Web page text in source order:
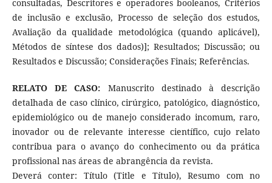
consultadas, Descritores e operadores booleanos, Critérios
de inclusão e exclusão, Processo de seleção dos estudos,
Avaliação da qualidade metodológica (quando aplicável),
Métodos de síntese dos dados)]; Resultados; Discussão; ou
Resultados e Discussão; Considerações Finais; Referências.
RELATO DE CASO: Manuscrito destinado à descrição
detalhada de caso clínico, cirúrgico, patológico, diagnóstico,
epidemiológico ou de manejo considerado incomum, raro,
inovador ou de relevante interesse científico, cujo relato
contribua para o avanço do conhecimento ou da prática
profissional nas áreas de abrangência da revista.
Deverá conter: Título (Title e Título), Resumo com no